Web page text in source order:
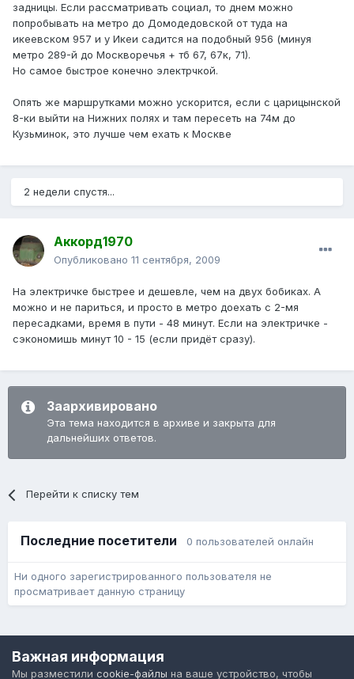
задницы. Если рассматривать социал, то днем можно
попробывать на метро до Домодедовской от туда на
икеевском 957 и у Икеи садится на подобный 956 (минуя
метро 289-й до Москворечья + тб 67, 67к, 71).
Но самое быстрое конечно электрчкой.
Опять же маршрутками можно ускорится, если с царицынской
8-ки выйти на Нижних полях и там пересеть на 74м до
Кузьминок, это лучше чем ехать к Москве
2 недели спустя...
Аккорд1970
Опубликовано 11 сентября, 2009
На электричке быстрее и дешевле, чем на двух бобиках. А
можно и не париться, и просто в метро доехать с 2-мя
пересадками, время в пути - 48 минут. Если на электричке -
сэкономишь минут 10 - 15 (если придёт сразу).
Заархивировано
Эта тема находится в архиве и закрыта для
дальнейших ответов.
Перейти к списку тем
Последние посетители 0 пользователей онлайн
Ни одного зарегистрированного пользователя не
просматривает данную страницу
Форум общественного транспорта
Важная информация
Мы разместили cookie-файлы на ваше устройство, чтобы